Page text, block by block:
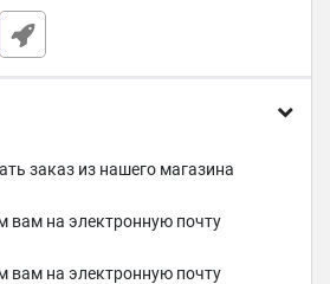
заказ из нашего магазина
на электронную почту
на электронную почту